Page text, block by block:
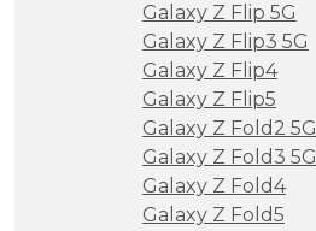
Galaxy Z Flip 5G
Galaxy Z Flip3 5G
Galaxy Z Flip4
Galaxy Z Flip5
Galaxy Z Fold2 5G
Galaxy Z Fold3 5G
Galaxy Z Fold4
Galaxy Z Fold5